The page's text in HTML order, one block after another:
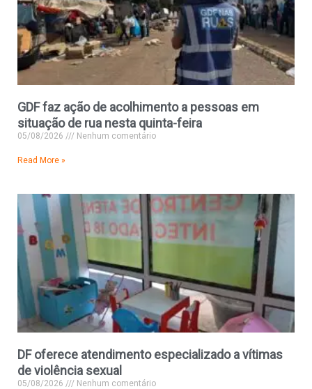
GDF faz ação de acolhimento a pessoas em
situação de rua nesta quinta-feira
05/08/2026 Nenhum comentário
Read More »
DF oferece atendimento especializado a vítimas
de violência sexual
05/08/2026 Nenhum comentário